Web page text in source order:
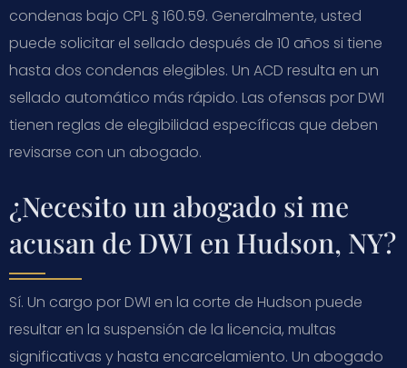
condenas bajo CPL § 160.59. Generalmente, usted
puede solicitar el sellado después de 10 años si tiene
hasta dos condenas elegibles. Un ACD resulta en un
sellado automático más rápido. Las ofensas por DWI
tienen reglas de elegibilidad específicas que deben
revisarse con un abogado.
¿Necesito un abogado si me
acusan de DWI en Hudson, NY?
Sí. Un cargo por DWI en la corte de Hudson puede
resultar en la suspensión de la licencia, multas
significativas y hasta encarcelamiento. Un abogado